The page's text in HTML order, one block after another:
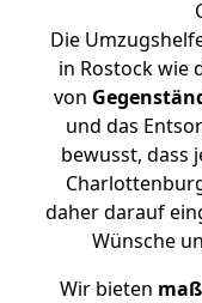
Die
in Rostock wie
von
und das
bewusst, dass
daher darauf
Wünsche
Wir bieten